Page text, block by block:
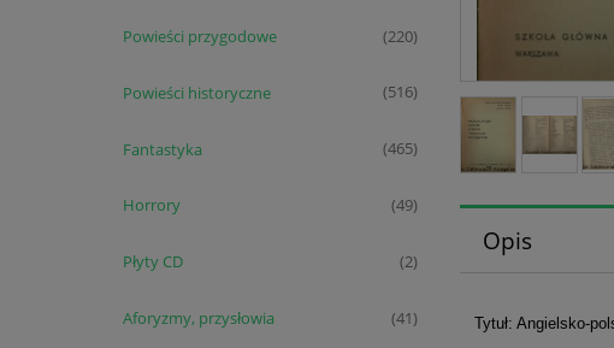
Powieści przygodowe (220)
Powieści historyczne (516)
Fantastyka (465)
Horrory (49)
Płyty CD (2)
Aforyzmy, przysłowia (41)
Opis
Tytuł: Angielsko-